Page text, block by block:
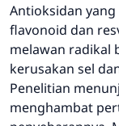
Antioksidan
flavonoid dan
melawan radikal
kerusakan sel
Penelitian
menghambat